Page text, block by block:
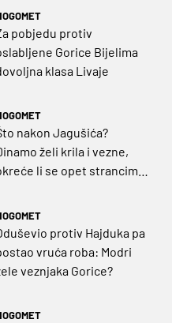
pobjedu protiv
Gorice Bijelima
klasa Livaje
nakon Jagušića?
želi krila i vezne,
li se opet strancima i
protiv Hajduka pa
vruća roba: Modri
veznjaka Gorice?